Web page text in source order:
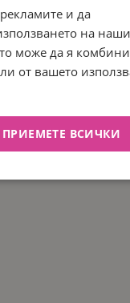
и да
на
може да я
от вашето
ПРИЕМЕТЕ ВСИЧКИ